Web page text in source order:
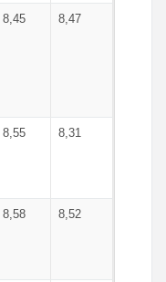
8,45 8,47
8,55 8,31
8,58 8,52